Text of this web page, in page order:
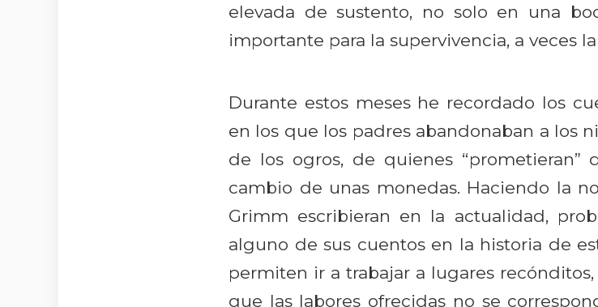
elevada de sustento, no solo en una
importante para la supervivencia, a veces
Durante estos meses he recordado los
en los que los padres abandonaban a los
de los ogros, de quienes “prometieran”
cambio de unas monedas. Haciendo la
Grimm escribieran en la actualidad,
alguno de sus cuentos en la historia de
permiten ir a trabajar a lugares
que las labores ofrecidas no se